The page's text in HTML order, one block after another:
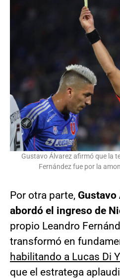
Gustavo Álvarez afirmó que la
Fernández fue por la
Por otra parte,
abordó el ingreso de
propio Leandro
transformó en
habilitando a Lucas Di
que el estratega